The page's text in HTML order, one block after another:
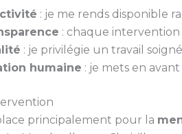
: je me rends disponible
: chaque intervention
: je privilégie un travail
humaine : je mets en
principalement pour la